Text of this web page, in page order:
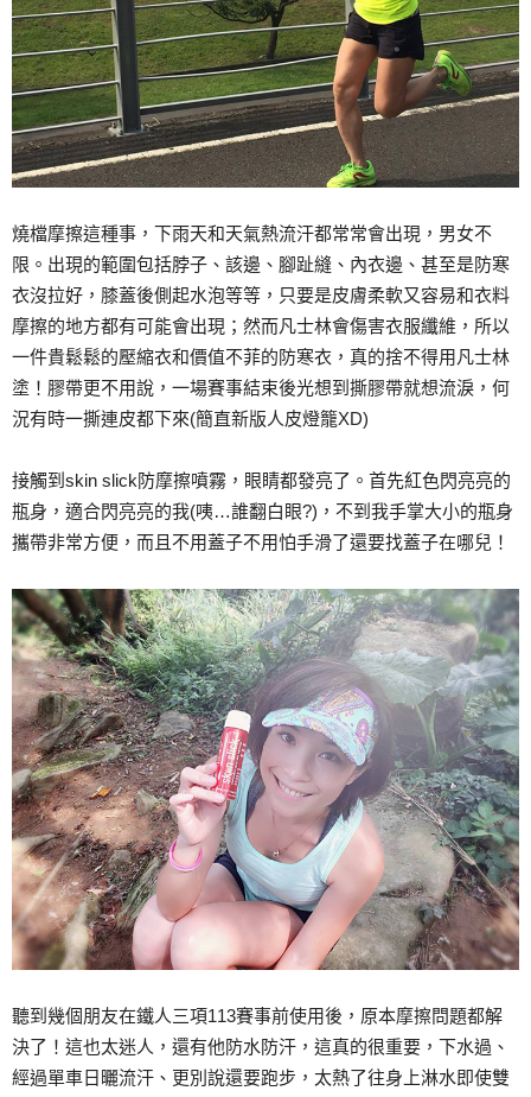
燒檔摩擦這種事，下雨天和天氣熱流汗都常常會出現，男女不
限。出現的範圍包括脖子、該邊、腳趾縫、內衣邊、甚至是防寒
衣沒拉好，膝蓋後側起水泡等等，只要是皮膚柔軟又容易和衣料
摩擦的地方都有可能會出現；然而凡士林會傷害衣服纖維，所以
一件貴鬆鬆的壓縮衣和價值不菲的防寒衣，真的捨不得用凡士林
塗！膠帶更不用說，一場賽事結束後光想到撕膠帶就想流淚，何
況有時一撕連皮都下來(簡直新版人皮燈籠XD)
接觸到skin slick防摩擦噴霧，眼睛都發亮了。首先紅色閃亮亮的
瓶身，適合閃亮亮的我(咦…誰翻白眼?)，不到我手掌大小的瓶身
攜帶非常方便，而且不用蓋子不用怕手滑了還要找蓋子在哪兒！
聽到幾個朋友在鐵人三項113賽事前使用後，原本摩擦問題都解
決了！這也太迷人，還有他防水防汗，這真的很重要，下水過、
經過單車日曬流汗、更別說還要跑步，太熱了往身上淋水即使雙